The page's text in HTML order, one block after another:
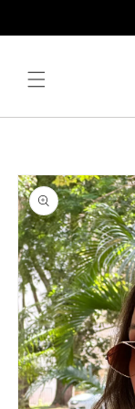
conteúdo
as
informações
do produto